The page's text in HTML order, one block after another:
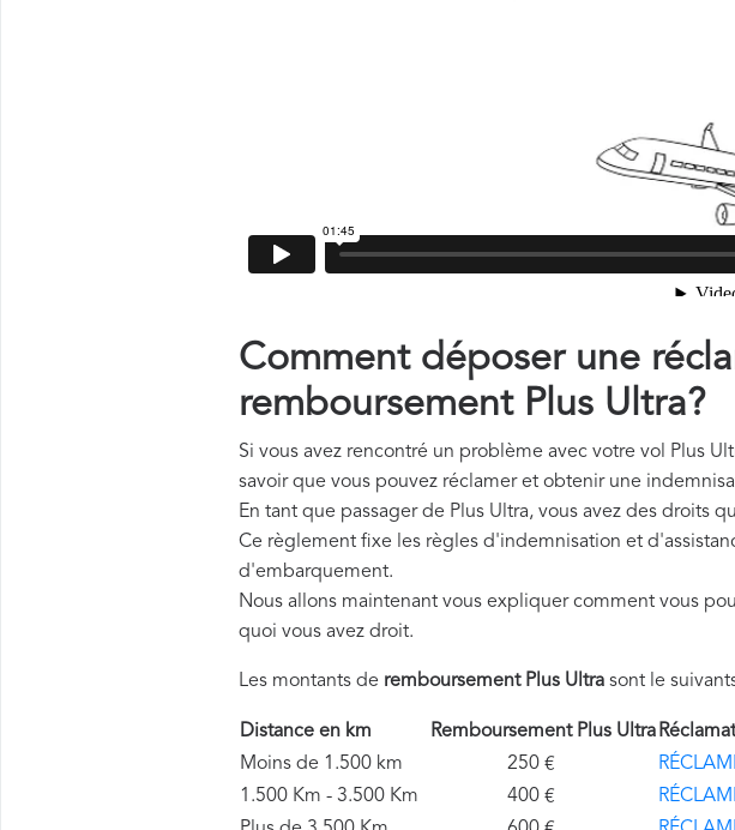
Comment déposer une
remboursement Plus Ultra?
Si vous avez rencontré un problème avec votre vol Plus
savoir que vous pouvez réclamer et obtenir une
En tant que passager de Plus Ultra, vous avez des droits
Ce règlement fixe les règles d'indemnisation et
d'embarquement.
Nous allons maintenant vous expliquer comment vous
quoi vous avez droit.
Les montants de remboursement Plus Ultra sont le
Distance en km Remboursement Plus Ultra
Moins de 1.500 km
250 €
1.500 Km - 3.500 Km
400 €